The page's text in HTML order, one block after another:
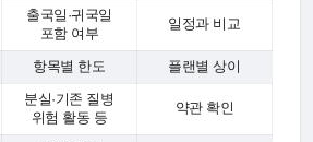
출국일·귀국일
포함 여부
일정과 비교
항목별 한도 플랜별 상이
분실·기존 질병
위험 활동 등
약관 확인